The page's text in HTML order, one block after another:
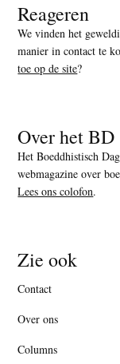
Reageren
We vinden het
manier in contact te
toe op de site?
Over het BD
Het Boeddhistisch
webmagazine over
Lees ons colofon.
Zie ook
Contact
Over ons
Columns